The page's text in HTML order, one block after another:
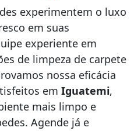
experimentem o luxo
em suas
experiente em
de limpeza de carpete
nossa eficácia
em Iguatemi,
mais limpo e
Agende já e